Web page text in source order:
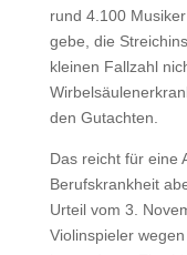
rund 4.100
gebe, die
kleinen Fallzahl
den Gutachten.
Das reicht für eine
Berufskrankheit
Urteil vom 3.
Violinspieler